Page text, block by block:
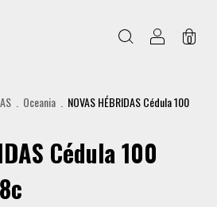
0
Oceania
NOVAS HÉBRIDAS Cédula 100
Cédula 100